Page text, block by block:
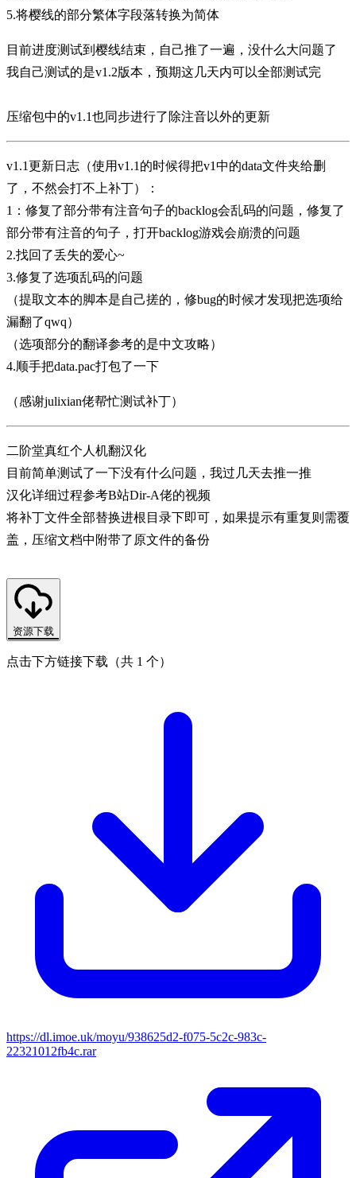
5.将樱线的部分繁体字段落转换为简体
目前进度测试到樱线结束，自己推了一遍，没什么大问题了
我自己测试的是v1.2版本，预期这几天内可以全部测试完
压缩包中的v1.1也同步进行了除注音以外的更新
v1.1更新日志（使用v1.1的时候得把v1中的data文件夹给删
了，不然会打不上补丁）：
1：修复了部分带有注音句子的backlog会乱码的问题，修复了
部分带有注音的句子，打开backlog游戏会崩溃的问题
2.找回了丢失的爱心~
3.修复了选项乱码的问题
（提取文本的脚本是自己搓的，修bug的时候才发现把选项给
漏翻了qwq）
（选项部分的翻译参考的是中文攻略）
4.顺手把data.pac打包了一下
（感谢julixian佬帮忙测试补丁）
二阶堂真红个人机翻汉化
目前简单测试了一下没有什么问题，我过几天去推一推
汉化详细过程参考B站Dir-A佬的视频
将补丁文件全部替换进根目录下即可，如果提示有重复则需覆
盖，压缩文档中附带了原文件的备份
资源下载
点击下方链接下载（共 1 个）
https://dl.imoe.uk/moyu/938625d2-f075-5c2c-983c-
22321012fb4c.rar